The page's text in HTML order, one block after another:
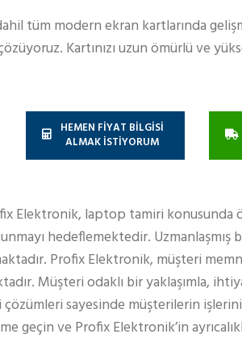
tüm modern ekran kartlarında
Kartınızı uzun ömürlü ve
HEMEN FİYAT BİLGİSİ
ALMAK İSTİYORUM
Elektronik, laptop tamiri konusunda
hedeflemektedir.
Profix Elektronik, müşteri
Müşteri odaklı bir yaklaşımla,
sayesinde müşterilerin
geçin ve Profix Elektronik’in